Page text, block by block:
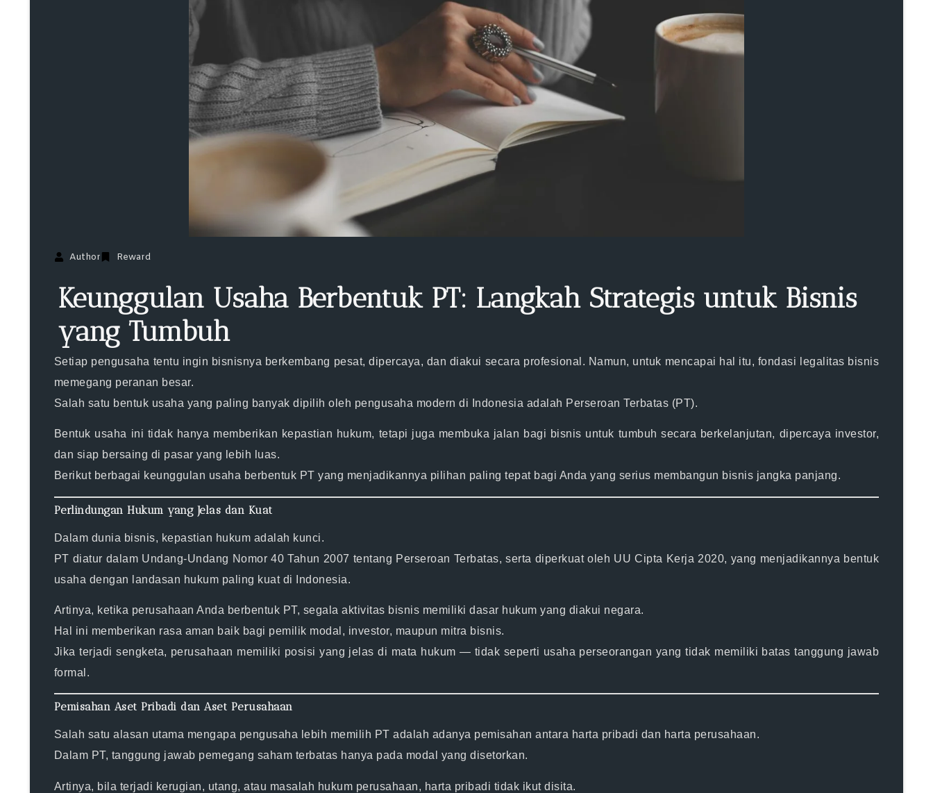
Author Reward
Keunggulan Usaha Berbentuk PT: Langkah Strategis untuk Bisnis
yang Tumbuh
Setiap pengusaha tentu ingin bisnisnya berkembang pesat, dipercaya, dan diakui secara profesional. Namun, untuk mencapai hal itu, fondasi legalitas bisnis
memegang peranan besar.
Salah satu bentuk usaha yang paling banyak dipilih oleh pengusaha modern di Indonesia adalah Perseroan Terbatas (PT).
Bentuk usaha ini tidak hanya memberikan kepastian hukum, tetapi juga membuka jalan bagi bisnis untuk tumbuh secara berkelanjutan, dipercaya investor,
dan siap bersaing di pasar yang lebih luas.
Berikut berbagai keunggulan usaha berbentuk PT yang menjadikannya pilihan paling tepat bagi Anda yang serius membangun bisnis jangka panjang.
Perlindungan Hukum yang Jelas dan Kuat
Dalam dunia bisnis, kepastian hukum adalah kunci.
PT diatur dalam Undang-Undang Nomor 40 Tahun 2007 tentang Perseroan Terbatas, serta diperkuat oleh UU Cipta Kerja 2020, yang menjadikannya bentuk
usaha dengan landasan hukum paling kuat di Indonesia.
Artinya, ketika perusahaan Anda berbentuk PT, segala aktivitas bisnis memilikidasar hukum yang diakui negara.
Hal ini memberikan rasa aman baik bagi pemilik modal, investor, maupun mitra bisnis.
Jika terjadi sengketa, perusahaan memiliki posisi yang jelas di mata hukum — tidak seperti usaha perseorangan yang tidak memiliki batas tanggung jawab
formal.
Pemisahan Aset Pribadi dan Aset Perusahaan
Salah satu alasan utama mengapa pengusaha lebih memilih PT adalah adanya pemisahan antara harta pribadi dan harta perusahaan.
Dalam PT, tanggung jawab pemegang saham terbatas hanya pada modal yang disetorkan.
Artinya, bila terjadi kerugian, utang, atau masalah hukum perusahaan, harta pribadi tidak ikut disita.